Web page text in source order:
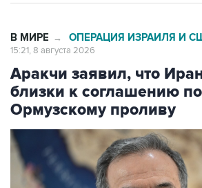
В МИРЕ → ОПЕРАЦИЯ ИЗРАИЛЯ И
15:21, 8 августа 2026
Аракчи заявил, что
близки к соглашению по
Ормузскому проливу